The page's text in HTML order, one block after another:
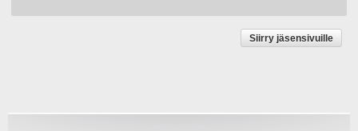
Siirry jäsensivuille